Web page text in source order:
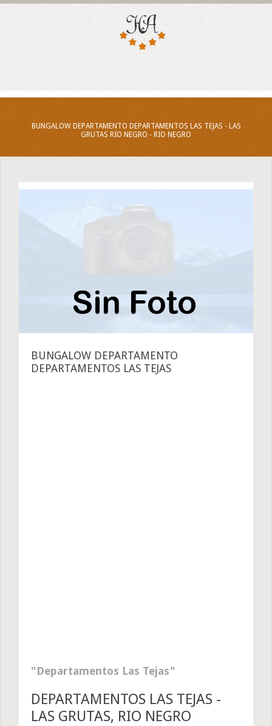
BUNGALOW DEPARTAMENTO DEPARTAMENTOS LAS TEJAS - LAS
GRUTAS RIO NEGRO - RIO NEGRO
BUNGALOW DEPARTAMENTO
DEPARTAMENTOS LAS TEJAS
Departamentos Las Tejas
DEPARTAMENTOS LAS TEJAS -
LAS GRUTAS, RIO NEGRO